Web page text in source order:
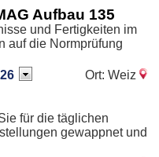
Aufbau 135
und Fertigkeiten im
auf die Normprüfung
Ort: Weiz
für die täglichen
gewappnet und